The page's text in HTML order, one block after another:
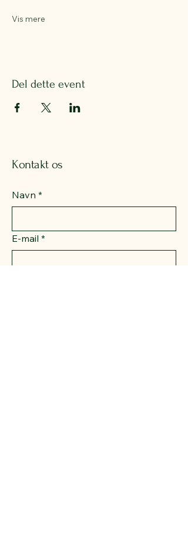
Vis mere
Del dette event
Kontakt os
Navn *
E-mail *